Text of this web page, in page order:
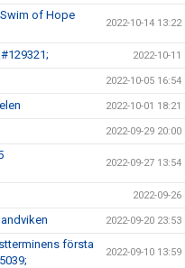
of Hope
2022-10-14 13:22
2022-10-11
2022-10-05 16:54
2022-10-01 18:21
2022-09-29 20:00
2022-09-27 13:54
2022-09-26
2022-09-20 23:53
första
2022-09-10 13:59